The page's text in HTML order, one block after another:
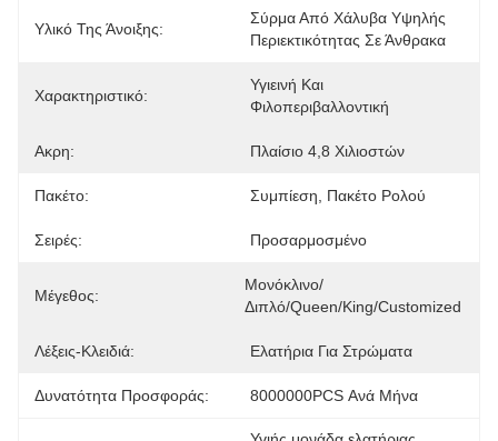
Υλικό Της Άνοιξης:
Σύρμα Από Χάλυβα Υψηλής
Περιεκτικότητας Σε Άνθρακα
Χαρακτηριστικό:
Υγιεινή Και
Φιλοπεριβαλλοντική
Ακρη: Πλαίσιο 4,8 Χιλιοστών
Πακέτο: Συμπίεση, Πακέτο Ρολού
Σειρές: Προσαρμοσμένο
Μέγεθος:
Μονόκλινο/
Διπλό/queen/king/customized
Λέξεις-Κλειδιά: Ελατήρια Για Στρώματα
Δυνατότητα Προσφοράς: 8000000PCS Ανά Μήνα